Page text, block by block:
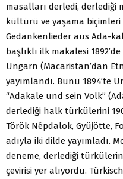
masalları derledi, derlediği
kültürü ve yaşama biçimleri
Gedankenlieder aus Ada-
başlıklı ilk makalesi
Ungarn (Macaristan’dan
yayımlandı. Bunu 1894’te
“Adakale und sein Volk”
derlediği halk türkülerini
Török Népdalok, Gyüjötte,
adıyla iki dilde yayımladı.
deneme, derlediği
çevirisi yer alıyordu.